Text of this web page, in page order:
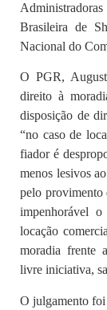
Brasileira de
Nacional do
O PGR,
direito à
disposição de
“no caso de
fiador é
menos lesivos
pelo provimento
impenhorável
locação
moradia frente
livre iniciativa,
O julgamento foi